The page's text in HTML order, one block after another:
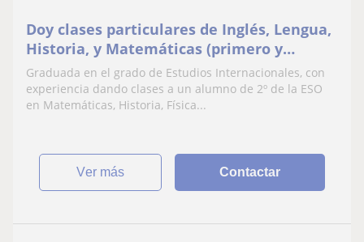
Doy clases particulares de Inglés, Lengua,
Historia, y Matemáticas (primero y
segundo de la ESO)
Graduada en el grado de Estudios Internacionales, con
experiencia dando clases a un alumno de 2º de la ESO
en Matemáticas, Historia, Física...
ver más Contactar